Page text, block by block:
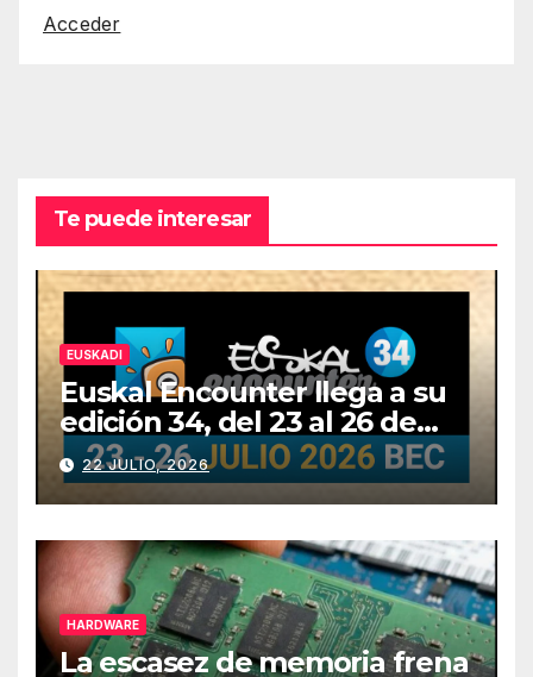
Acceder
Te puede interesar
EUSKADI
Euskal Encounter llega a su
edición 34, del 23 al 26 de
julio
22 JULIO, 2026
HARDWARE
La escasez de memoria frena